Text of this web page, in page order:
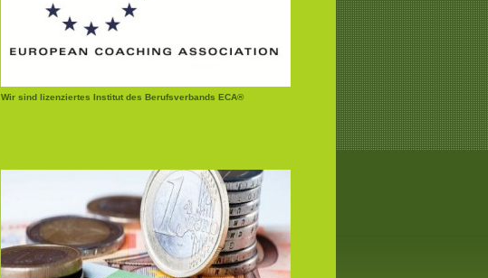
Wir sind lizenziertes Institut des Berufsverbands ECA®